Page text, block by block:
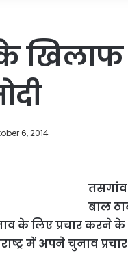
खिलाफ
6, 2014
तसगांव
बाल
के लिए प्रचार
में अपने चुनाव